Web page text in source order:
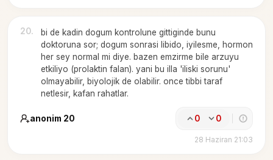
20.
bi de kadin dogum kontrolune gittiginde bunu
doktoruna sor; dogum sonrasi libido, iyilesme, hormon
her sey normal mi diye. bazen emzirme bile arzuyu
etkiliyo (prolaktin falan). yani bu illa 'iliski sorunu'
olmayabilir, biyolojik de olabilir. once tibbi taraf
netlesir, kafan rahatlar.
anonim 20 0 0
28 Haziran 21:03